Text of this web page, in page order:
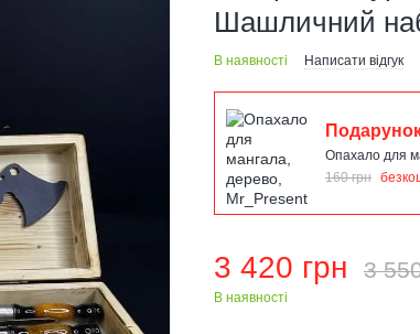
Шашличний
В наявності Написати відгук
Опахало для
160 грн
3 420 грн 3
В наявності